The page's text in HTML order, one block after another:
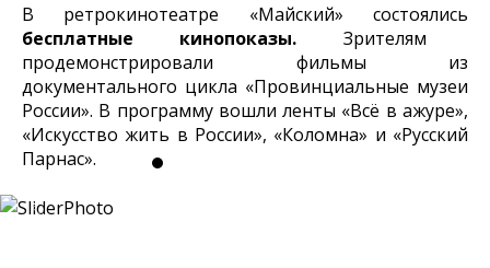
В ретрокинотеатре «Майский» состоялись
бесплатные кинопоказы. Зрителям
продемонстрировали фильмы из
документального цикла «Провинциальные музеи
России». В программу вошли ленты «Всё в ажуре»,
«Искусство жить в России», «Коломна» и «Русский
Парнас».